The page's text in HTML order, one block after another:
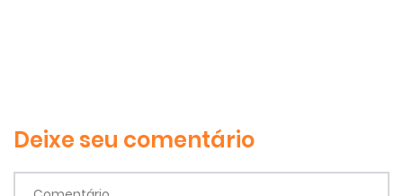
Deixe seu comentário